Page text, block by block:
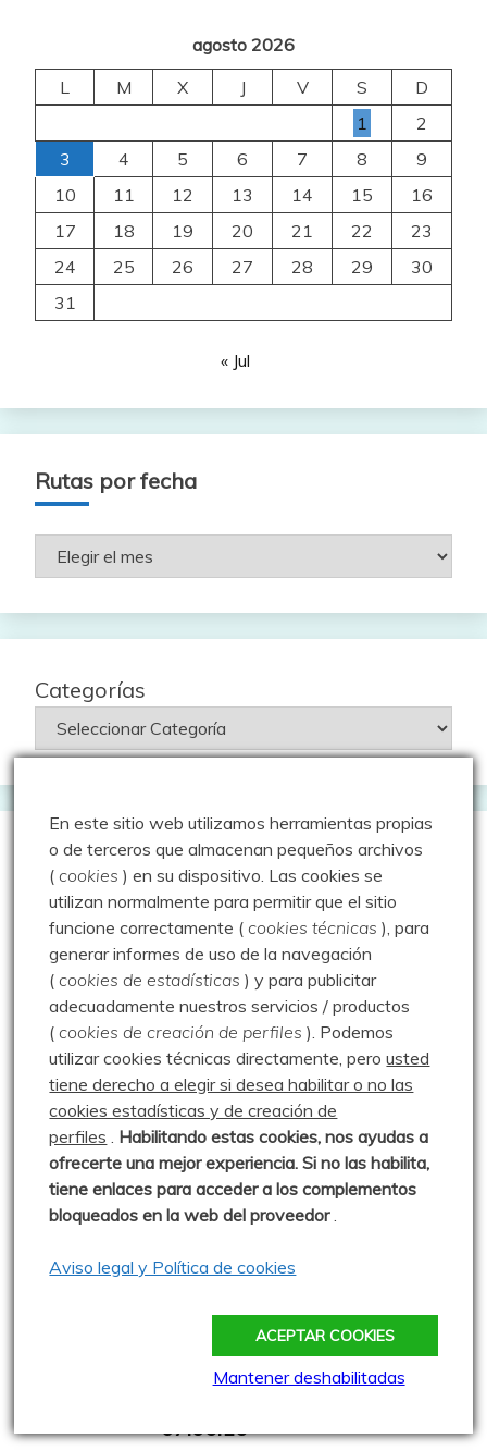
agosto 2026
L
M X J V S
D
1
2
3
4 5 6 7 8
9
10
11 12 13 14 15
16
17
18 19 20 21 22
23
24
25 26 27 28 29
30
31
« Jul
Rutas por fecha
Rutas
Categorías
Entradas al azar
Escalada en Recuevas –
31.05.09
Publicado: 31 mayo 2009
Primer escarceo con la escalada en el
Valle de Recuevas. Un socio de la Escalerilla, nos
0 comentarios
Ascensión a Cuesta Labra –
13.01.19
Publicado: 13 enero 2019
Primera salida del año con el Club La
07.06.16
En este sitio web utilizamos herramientas propias
o de terceros que almacenan pequeños archivos
(cookies ) en su dispositivo. Las cookies se
utilizan normalmente para permitir que el sitio
funcione correctamente (cookies técnicas ), para
generar informes de uso de la navegación
(cookies de estadísticas ) y para publicitar
adecuadamente nuestros servicios / productos
(cookies de creación de perfiles ). Podemos
utilizar cookies técnicas directamente, perousted
tiene derecho a elegir si desea habilitar o no las
cookies estadísticas y de creación de
perfiles . Habilitando estas cookies, nos ayudas a
ofrecerte una mejor experiencia. Si no las habilita,
tiene enlaces para acceder a los complementos
bloqueados en la web del proveedor.
Aviso legal y Política de cookies
ACEPTAR COOKIES
Mantener deshabilitadas